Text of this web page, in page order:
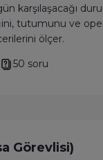
karşılaşacağı
tutumunu ve
ölçer.
50 soru
Görevlisi)